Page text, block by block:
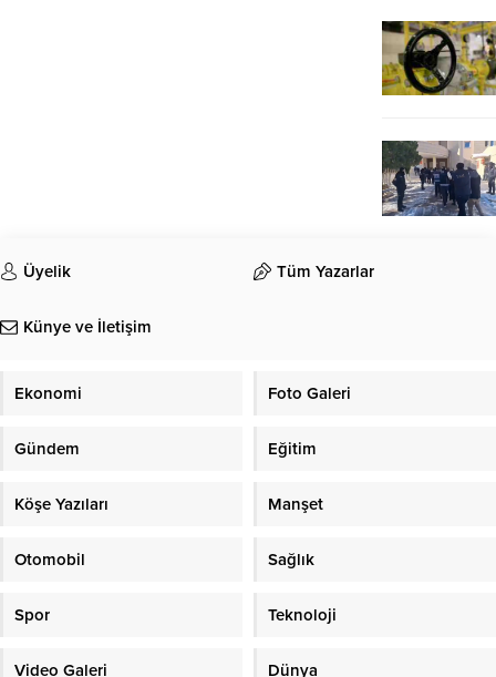
Üyelik Tüm Yazarlar
Künye ve İletişim
Ekonomi Foto Galeri
Gündem Eğitim
Köşe Yazıları Manşet
Otomobil Sağlık
Spor Teknoloji
Video Galeri Dünya